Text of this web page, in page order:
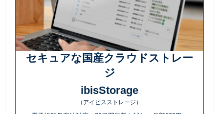
セキュアな国産クラウドストレー
ジ
ibisStorage
（アイビスストレージ）